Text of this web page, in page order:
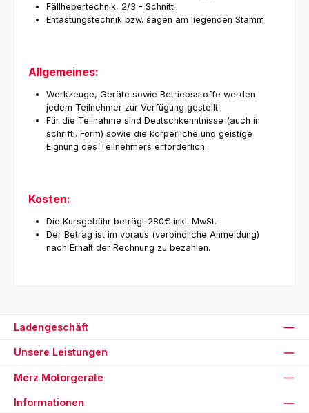
Fällhebertechnik, 2/3 - Schnitt
Entastungstechnik bzw. sägen am liegenden Stamm
Allgemeines:
Werkzeuge, Geräte sowie Betriebsstoffe werden
jedem Teilnehmer zur Verfügung gestellt
Für die Teilnahme sind Deutschkenntnisse (auch in
schriftl. Form) sowie die körperliche und geistige
Eignung des Teilnehmers erforderlich.
Kosten:
Die Kursgebühr beträgt 280€ inkl. MwSt.
Der Betrag ist im voraus (verbindliche Anmeldung)
nach Erhalt der Rechnung zu bezahlen.
Ladengeschäft
Unsere Leistungen
Merz Motorgeräte
Informationen